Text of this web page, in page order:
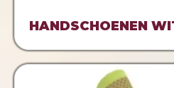
HANDSCHOENEN